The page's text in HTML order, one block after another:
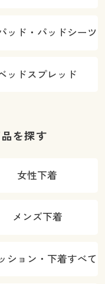
ッド・パッドシーツ
ッドスプレッド
を探す
女性下着
メンズ下着
ション・下着すべて